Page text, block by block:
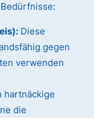
Diese
gegen
verwenden
hartnäckige
die